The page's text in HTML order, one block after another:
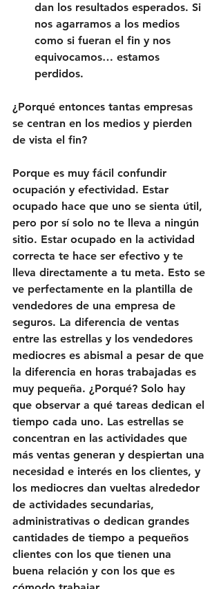
dan los resultados esperados. Si
nos agarramos a los medios
como si fueran el fin y nos
equivocamos… estamos
perdidos.
¿Porqué entonces tantas empresas
se centran en los medios y pierden
de vista el fin?
Porque es muy fácil confundir
ocupación y efectividad. Estar
ocupado hace que uno se sienta útil,
pero por sí solo no te lleva a ningún
sitio. Estar ocupado en la actividad
correcta te hace ser efectivo y te
lleva directamente a tu meta. Esto se
ve perfectamente en la plantilla de
vendedores de una empresa de
seguros. La diferencia de ventas
entre las estrellas y los vendedores
mediocres es abismal a pesar de que
la diferencia en horas trabajadas es
muy pequeña. ¿Porqué? Solo hay
que observar a qué tareas dedican el
tiempo cada uno. Las estrellas se
concentran en las actividades que
más ventas generan y despiertan una
necesidad e interés en los clientes, y
los mediocres dan vueltas alrededor
de actividades secundarias,
administrativas o dedican grandes
cantidades de tiempo a pequeños
clientes con los que tienen una
buena relación y con los que es